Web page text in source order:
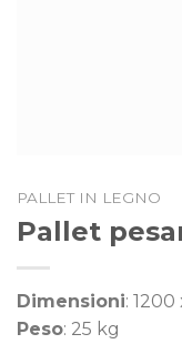
PALLET IN LEGNO
Pallet
Dimensioni: 1200
Peso: 25 kg